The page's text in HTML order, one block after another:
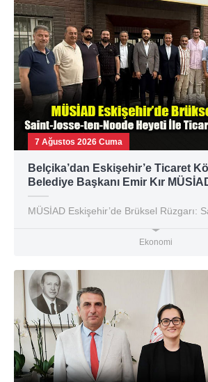
7 Ağustos 2026 Cuma
Belçika’dan Eskişehir’e Ticaret
Belediye Başkanı Emir Kır
MÜSİAD Eskişehir’de Brüksel Rüzgarı:
Ekonomi